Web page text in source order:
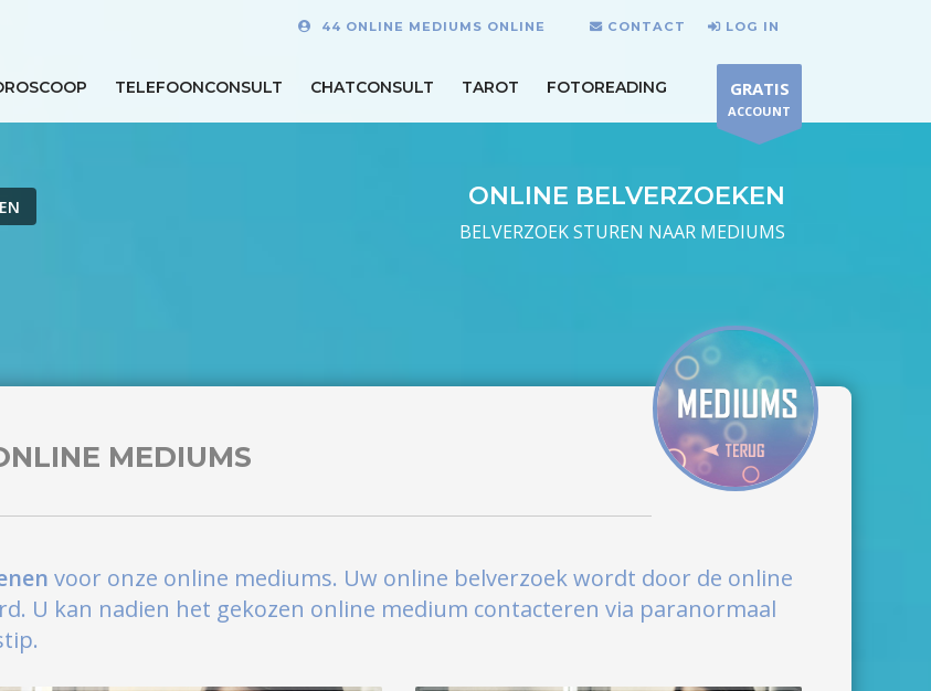
44 ONLINE MEDIUMS ONLINE CONTACT LOG IN
TELEFOONCONSULT CHATCONSULT TAROT FOTOREADING GRATIS
ACCOUNT
ONLINE BELVERZOEKEN
BELVERZOEK STUREN NAAR MEDIUMS
MEDIUMS
voor onze online mediums. Uw online belverzoek wordt door de online
U kan nadien het gekozen online medium contacteren via paranormaal